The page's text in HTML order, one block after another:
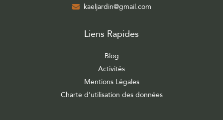
kaeljardin@gmail.com
Liens Rapides
Blog
Activités
Mentions Légales
Charte d’utilisation des données